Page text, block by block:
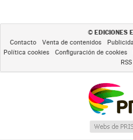
© EDICIONES
Contacto Venta de contenidos
Política cookies
Configuración de cookies
RSS